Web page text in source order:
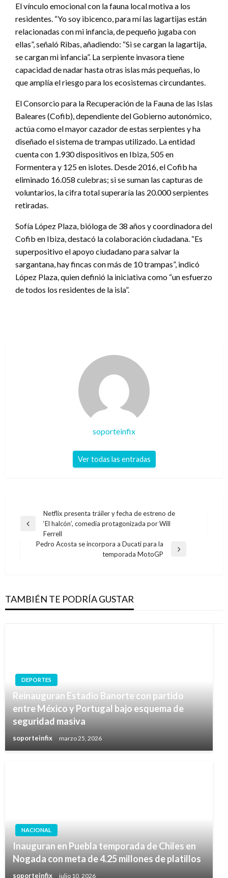
El vínculo emocional con la fauna local motiva a los
residentes. “Yo soy ibicenco, para mí las lagartijas están
relacionadas con mi infancia, de pequeño jugaba con
ellas”, señaló Ribas, añadiendo: “Si se cargan la lagartija,
se cargan mi infancia”. La serpiente invasora tiene
capacidad de nadar hasta otras islas más pequeñas, lo
que amplía el riesgo para los ecosistemas circundantes.
El Consorcio para la Recuperación de la Fauna de las Islas
Baleares (Cofib), dependiente del Gobierno autonómico,
actúa como el mayor cazador de estas serpientes y ha
diseñado el sistema de trampas utilizado. La entidad
cuenta con 1.930 dispositivos en Ibiza, 505 en
Formentera y 125 en islotes. Desde 2016, el Cofib ha
eliminado 16.058 culebras; si se suman las capturas de
voluntarios, la cifra total superaría las 20.000 serpientes
retiradas.
Sofía López Plaza, bióloga de 38 años y coordinadora del
Cofib en Ibiza, destacó la colaboración ciudadana. “Es
superpositivo el apoyo ciudadano para salvar la
sargantana, hay fincas con más de 10 trampas”, indicó
López Plaza, quien definió la iniciativa como “un esfuerzo
de todos los residentes de la isla”.
soporteinfix
Ver todas las entradas
Navegación
de
entradas
Entrada
anterior
Netflix presenta tráiler y fecha de estreno de
‘El halcón’, comedia protagonizada por Will
Ferrell
Pedro Acosta se incorpora a Ducati para la
temporada MotoGP
TAMBIÉN TE PODRÍA GUSTAR
DEPORTES
Reinauguran Estadio Banorte con partido
entre México y Portugal bajo esquema de
seguridad masiva
soporteinfix marzo 25, 2026
NACIONAL
Inauguran en Puebla temporada de Chiles en
Nogada con meta de 4.25 millones de platillos
soporteinfix julio 10, 2026